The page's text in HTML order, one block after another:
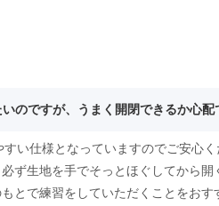
のですが、うまく開閉できるか心配
い仕様となっていますのでご安心
ず生地を手でそっとほぐしてから
とで練習をしていただくことをおす